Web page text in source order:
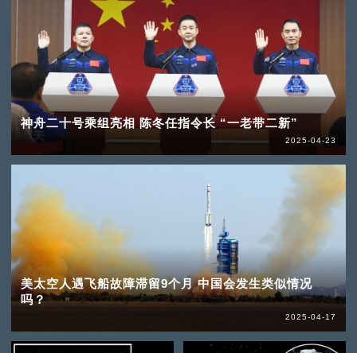
神舟二十号乘组亮相 陈冬任指令长 “一老带二新”
2025-04-23
美太空人遇飞船故障滞留9个月 中国会发生类似情况
吗？
2025-04-17